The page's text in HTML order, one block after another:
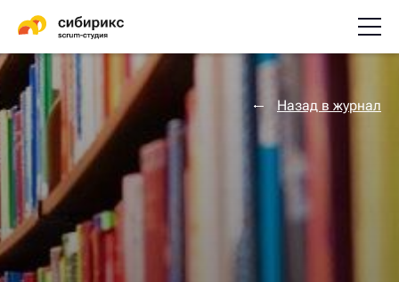
Назад в журнал